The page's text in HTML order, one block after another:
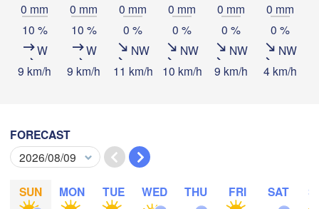
0 mm
10 %
W
9 km/h
0 mm
10 %
W
9 km/h
0 mm
0 %
NW
11 km/h
0 mm
0 %
NW
10 km/h
0 mm
0 %
NW
9 km/h
0 mm
0 %
NW
4 km/h
FORECAST
SUN MON TUE WED THU FRI SAT
Temperature
We
Aug 05
Th
Aug 06 Aug 07 Aug 08
:00 08:00 09:00 10:00 11 12 :00 :00
Download App
Липецк
(Lipetsk)
Тамбов
(Tambov)
Пенза
(Penza)
(Kamyshin)